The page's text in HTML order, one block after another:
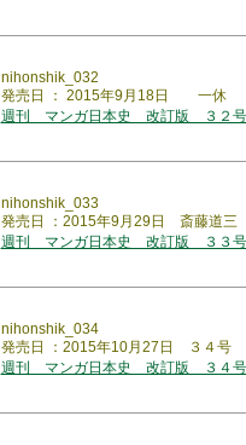
nihonshik_032
発売日 ： 2015年9月18日 一休
週刊 マンガ日本史 改訂版 ３２
nihonshik_033
発売日 ：2015年9月29日 斎藤道三
週刊 マンガ日本史 改訂版 ３３
nihonshik_034
発売日 ：2015年10月27日 ３４号
週刊 マンガ日本史 改訂版 ３４